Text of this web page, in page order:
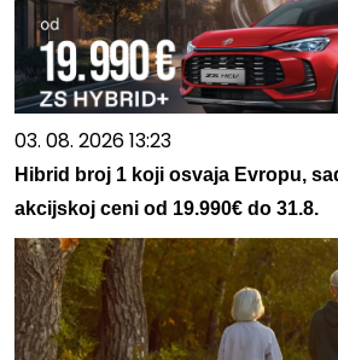
03. 08. 2026 13:23
Hibrid broj 1 koji osvaja Evropu,
akcijskoj ceni od 19.990€ do 31.8.